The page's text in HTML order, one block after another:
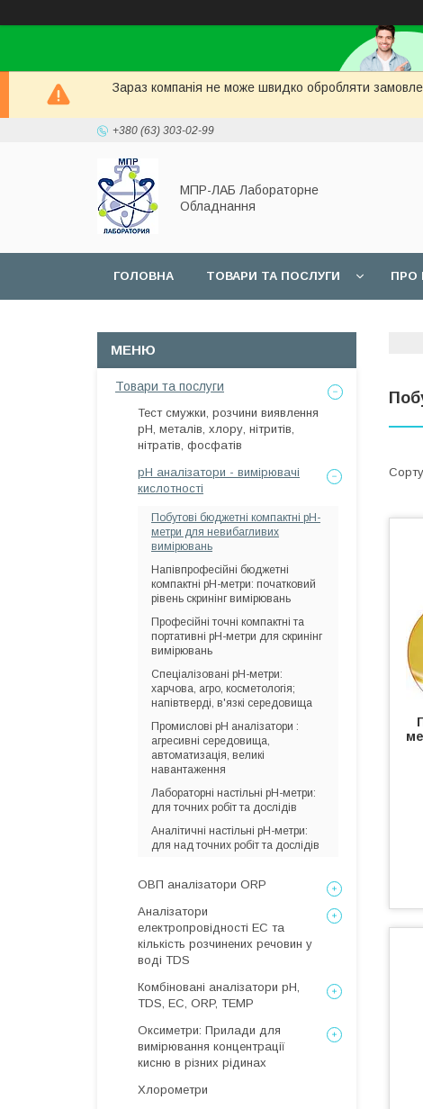
Зараз компанія не може швидко обробляти
+380 (63) 303-02-99
МПР-ЛАБ Лабораторне
Обладнання
ГОЛОВНА ТОВАРИ ТА ПОСЛУГИ ПРО
Товари та послуги
Тест смужки, розчини виявлення
рН, металів, хлору, нітритів,
нітратів, фосфатів
рН аналізатори - вимірювачі
кислотності
Побутові бюджетні компактні pH-
метри для невибагливих
вимірювань
Напівпрофесійні бюджетні
компактні pH-метри: початковий
рівень скринінг вимірювань
Професійні точні компактні та
портативні pH-метри для скринінг
вимірювань
Спеціалізовані pH-метри:
харчова, агро, косметологія;
напівтверді, в'язкі середовища
Промислові рН аналізатори :
агресивні середовища,
автоматизація, великі
навантаження
Лабораторні настільні pH-метри:
для точних робіт та дослідів
Аналітичні настільні pH-метри:
для над точних робіт та дослідів
ОВП аналізатори ORP
Аналізатори
електропровідності EC та
кількість розчинених речовин у
воді TDS
Комбіновані аналізатори pH,
TDS, EC, ORP, TEMP
Оксиметри: Прилади для
вимірювання концентрації
кисню в різних рідинах
Хлорометри